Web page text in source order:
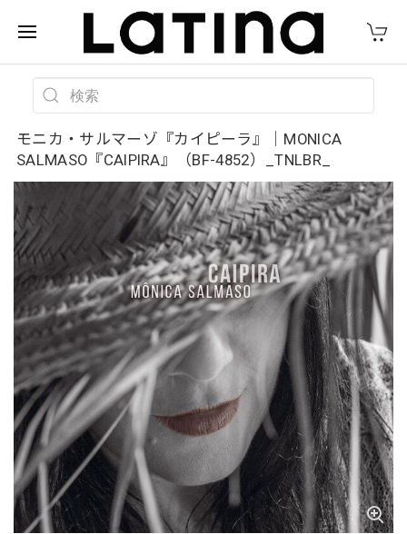
モニカ・サルマーゾ『カイピーラ』｜MONICA
SALMASO『CAIPIRA』（BF-4852）_TNLBR_